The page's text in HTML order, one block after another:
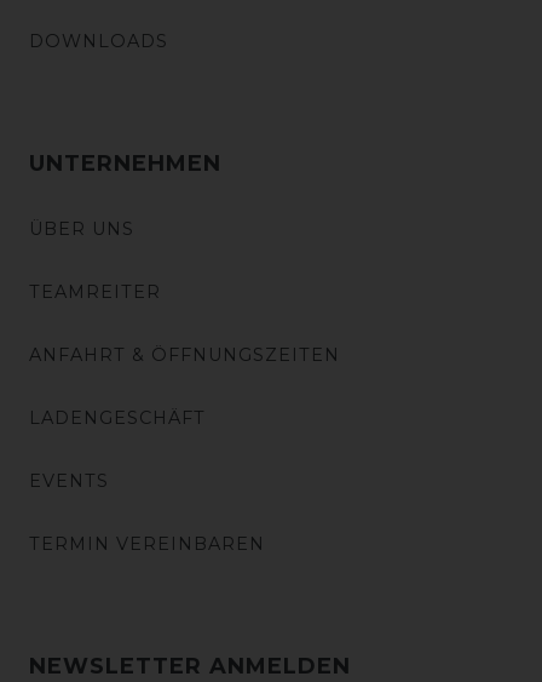
DOWNLOADS
UNTERNEHMEN
ÜBER UNS
TEAMREITER
ANFAHRT & ÖFFNUNGSZEITEN
LADENGESCHÄFT
EVENTS
TERMIN VEREINBAREN
NEWSLETTER ANMELDEN